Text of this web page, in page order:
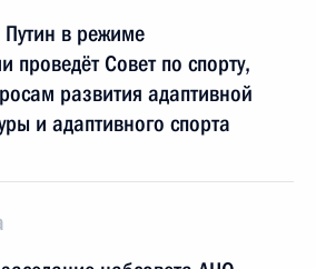
в режиме
проведёт Совет по спорту,
развития адаптивной
и адаптивного спорта